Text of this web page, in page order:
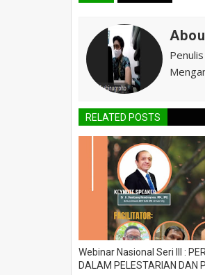
RELATED POSTS
Webinar Nasional Seri III :
DALAM PELESTARIAN DAN